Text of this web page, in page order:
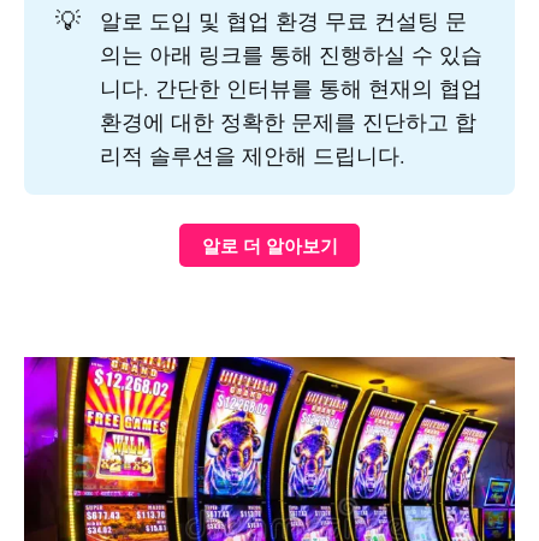
💡
알로 도입 및 협업 환경 무료 컨설팅 문
의는 아래 링크를 통해 진행하실 수 있습
니다. 간단한 인터뷰를 통해 현재의 협업
환경에 대한 정확한 문제를 진단하고 합
리적 솔루션을 제안해 드립니다.
알로 더 알아보기